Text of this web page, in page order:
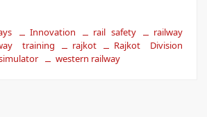
Innovation rail safety
railway
training rajkot
Rajkot Division
western railway